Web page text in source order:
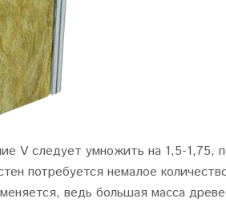
V следует умножить на 1,5-1,75,
потребуется немалое
ведь большая масса